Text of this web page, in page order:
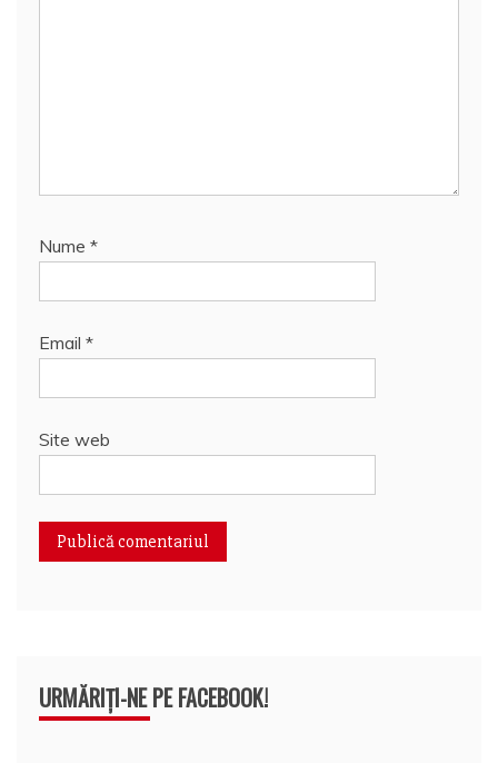
Nume *
Email *
Site web
URMĂRIȚI-NE PE FACEBOOK!